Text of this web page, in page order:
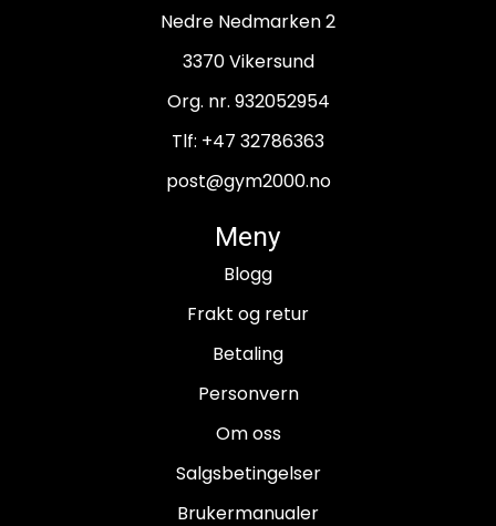
Nedre Nedmarken 2
3370 Vikersund
Org. nr. 932052954
Tlf: +47 32786363
post@gym2000.no
Meny
Blogg
Frakt og retur
Betaling
Personvern
Om oss
Salgsbetingelser
Brukermanualer